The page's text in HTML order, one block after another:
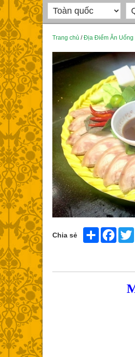
Trang chủ /Địa Điểm Ăn Uống
Chia sẻ Share